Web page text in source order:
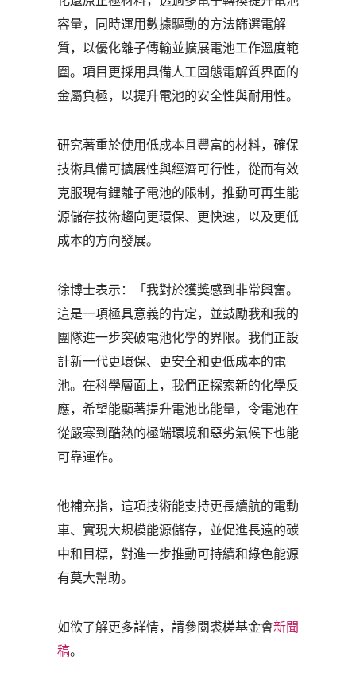
容量，同時運用數據驅動的方法篩選電解
質，以優化離子傳輸並擴展電池工作溫度範
圍。項目更採用具備人工固態電解質界面的
金屬負極，以提升電池的安全性與耐用性。
研究著重於使用低成本且豐富的材料，確保
技術具備可擴展性與經濟可行性，從而有效
克服現有鋰離子電池的限制，推動可再生能
源儲存技術趨向更環保、更快速，以及更低
成本的方向發展。
徐博士表示：「我對於獲獎感到非常興奮。
這是一項極具意義的肯定，並鼓勵我和我的
團隊進一步突破電池化學的界限。我們正設
計新一代更環保、更安全和更低成本的電
池。在科學層面上，我們正探索新的化學反
應，希望能顯著提升電池比能量，令電池在
從嚴寒到酷熱的極端環境和惡劣氣候下也能
可靠運作。
他補充指，這項技術能支持更長續航的電動
車、實現大規模能源儲存，並促進長遠的碳
中和目標，對進一步推動可持續和綠色能源
有莫大幫助。
如欲了解更多詳情，請參閱裘槎基金會新聞
稿。